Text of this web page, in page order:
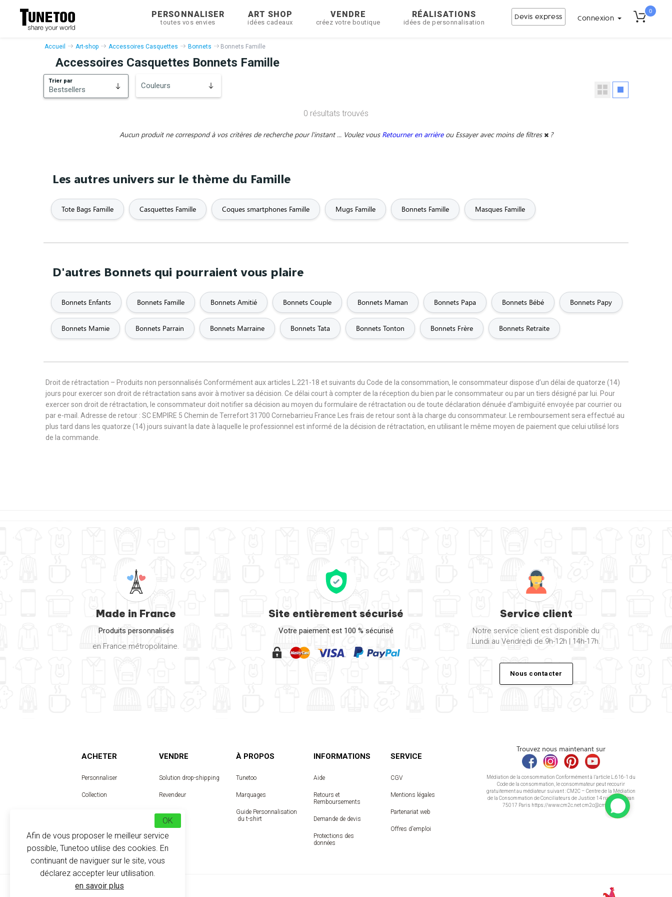
PERSONNALISER
toutes vos envies
ART SHOP
idées cadeaux
VENDRE
créez votre boutique
RÉALISATIONS
idées de personnalisation
Devis express Connexion
0
Accueil Art-shop Accessoires Casquettes Bonnets Bonnets Famille
Accessoires Casquettes Bonnets Famille
Trier par
Bestsellers Couleurs
0 résultats trouvés
Aucun produit ne correspond à vos critères de recherche pour l'instant ... Voulez vous Retourner en arrière ou Essayer avec moins de filtres ?
Les autres univers sur le thème du Famille
Tote Bags Famille Casquettes Famille Coques smartphones Famille Mugs Famille Bonnets Famille Masques Famille
D'autres Bonnets qui pourraient vous plaire
Bonnets Enfants Bonnets Famille Bonnets Amitié Bonnets Couple Bonnets Maman Bonnets Papa Bonnets Bébé Bonnets Papy
Bonnets Mamie Bonnets Parrain Bonnets Marraine Bonnets Tata Bonnets Tonton Bonnets Frère Bonnets Retraite
Droit de rétractation – Produits non personnalisés Conformément aux articles L.221-18 et suivants du Code de la consommation, le consommateur dispose d’un délai de quatorze (14)
jours pour exercer son droit de rétractation sans avoir à motiver sa décision. Ce délai court à compter de la réception du bien par le consommateur ou par un tiers désigné par lui. Pour
exercer son droit de rétractation, le consommateur doit notifier sa décision au moyen du formulaire de rétractation ou de toute déclaration dénuée d’ambiguïté envoyée par courrier ou
par e-mail. Adresse de retour : SC EMPIRE 5 Chemin de Terrefort 31700 Cornebarrieu France Les frais de retour sont à la charge du consommateur. Le remboursement sera effectué au
plus tard dans les quatorze (14) jours suivant la date à laquelle le professionnel est informé de la décision de rétractation, en utilisant le même moyen de paiement que celui utilisé lors
de la commande.
Made in France
Produits personnalisés
en France métropolitaine.
Site entièrement sécurisé
Votre paiement est 100 % sécurisé
Service client
Notre service client est disponible du
Lundi au Vendredi de 9h-12h | 14h-17h.
Nous contacter
ACHETER
Personnaliser
Collection
VENDRE
Solution drop-shipping
Revendeur
Designer
À PROPOS
Tunetoo
Marquages
Guide Personnalisation
du t-shirt
INFORMATIONS
Aide
Retours et
Remboursements
Demande de devis
Protections des
données
SERVICE
CGV
Mentions légales
Partenariat web
Offres d'emploi
Trouvez nous maintenant sur
Médiation de la consommation Conformément à l’article L.616-1 du
Code de la consommation, le consommateur peut recourir
gratuitement au médiateur suivant : CM2C – Centre de la Médiation
de la Consommation de Conciliateurs de Justice 14 rue Saint Jean
75017 Paris https://www.cm2c.net cm2c@cm2c.net
Afin de vous proposer le meilleur service
possible, Tunetoo utilise des cookies. En
continuant de naviguer sur le site, vous
déclarez accepter leur utilisation.
en savoir plus
OK